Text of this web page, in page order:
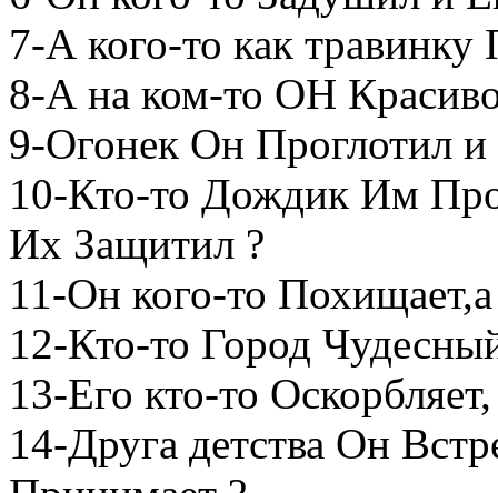
7-А кого-то как
8-А на ком-то ОН
9-Огонек Он Проглотил и
10-Кто-то Дождик Им
Их Защитил ?
11-Он кого-то
12-Кто-то Город
13-Его кто-то
14-Друга детства Он